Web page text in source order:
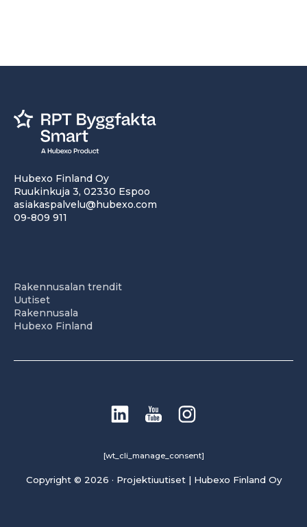
Hubexo Finland Oy
Ruukinkuja 3, 02330 Espoo
asiakaspalvelu@hubexo.com
09-809 911
Rakennusalan trendit
Uutiset
Rakennusala
Hubexo Finland
[wt_cli_manage_consent]
Copyright © 2026 · Projektiuutiset | Hubexo Finland Oy